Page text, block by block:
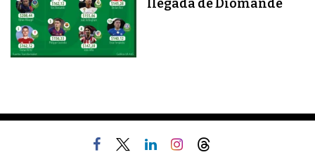
llegada de Diomandé